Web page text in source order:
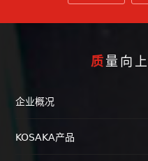
质量向上
企业概况
KOSAKA产品